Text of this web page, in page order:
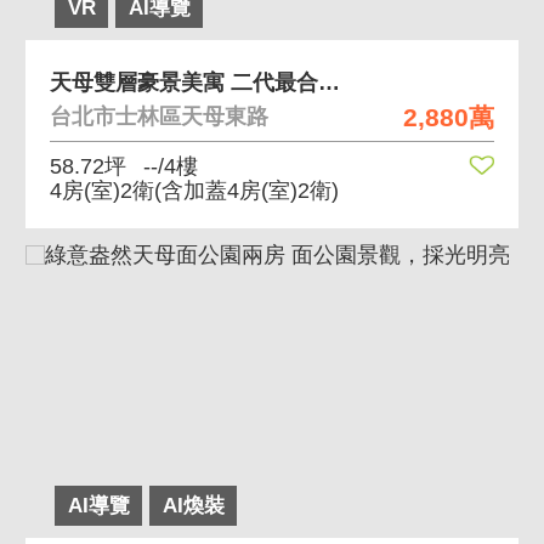
VR AI導覽
2,880萬
天母雙層豪景美寓 二代最合適首選，清幽靜人
台北市士林區天母東路
58.72坪
--/4樓
4房(室)2衛(含加蓋4房(室)2衛)
AI導覽 AI煥裝